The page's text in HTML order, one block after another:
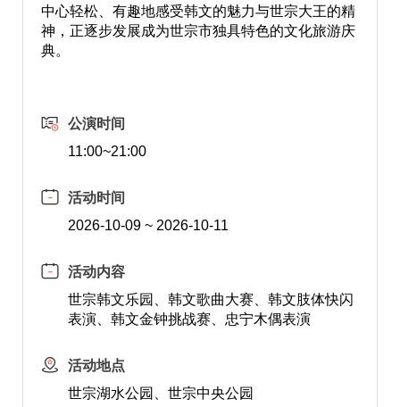
中心轻松、有趣地感受韩文的魅力与世宗大王的精
神，正逐步发展成为世宗市独具特色的文化旅游庆
典。
公演时间
11:00~21:00
活动时间
2026-10-09 ~ 2026-10-11
活动内容
世宗韩文乐园、韩文歌曲大赛、韩文肢体快闪
表演、韩文金钟挑战赛、忠宁木偶表演
活动地点
世宗湖水公园、世宗中央公园